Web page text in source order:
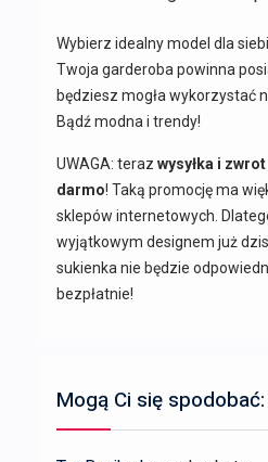
Wybierz idealny model dla
Twoja garderoba powinna
będziesz mogła wykorzystać
Bądź modna i trendy!
UWAGA: teraz wysyłka i
darmo! Taką promocję ma
sklepów internetowych.
wyjątkowym designem już
sukienka nie będzie
bezpłatnie!
Mogą Ci się spodobać: